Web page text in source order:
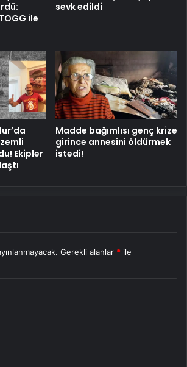
ile
sevk edildi
Ekipler
Madde bağımlısı genç krize
girince annesini öldürmek
istedi!
Gerekli alanlar * ile